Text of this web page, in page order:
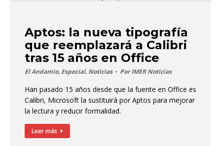
Aptos: la nueva tipografía
que reemplazará a Calibri
tras 15 años en Office
El Andamio, Especial, Noticias PorIMER Noticias
Han pasado 15 años desde que la fuente en Office es
Calibri, Microsoft la sustituirá por Aptos para mejorar
la lectura y reducir formalidad.
Leer más